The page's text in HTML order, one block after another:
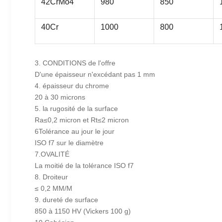
42CrMo4 980 850
40Cr 1000 800
3. CONDITIONS de l'offre
D'une épaisseur n'excédant pas 1 mm
4. épaisseur du chrome
20 à 30 microns
5. la rugosité de la surface
Ra≤0,2 micron et Rt≤2 micron
6Tolérance au jour le jour
ISO f7 sur le diamètre
7.OVALITÉ
La moitié de la tolérance ISO f7
8. Droiteur
≤ 0,2 MM/M
9. dureté de surface
850 à 1150 HV (Vickers 100 g)